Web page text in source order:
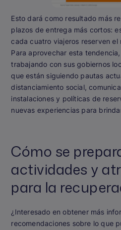
Esto dará como resultado más
plazos de entrega más cortos:
cada cuatro viajeros reserven el
Para aprovechar esta
trabajando con sus gobiernos
que están siguiendo pautas
distanciamiento social,
instalaciones y políticas de
nuevas experiencias para
Cómo se
actividades y
para la
¿Interesado en obtener más
recomendaciones sobre lo que